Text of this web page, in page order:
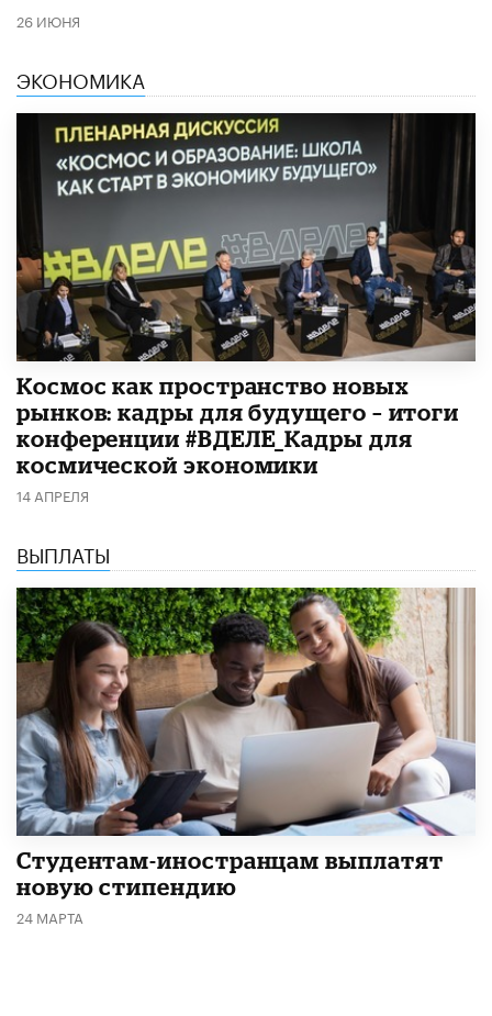
26 ИЮНЯ
ЭКОНОМИКА
Космос как пространство новых
рынков: кадры для будущего – итоги
конференции #ВДЕЛЕ_Кадры для
космической экономики
14 АПРЕЛЯ
ВЫПЛАТЫ
Студентам-иностранцам выплатят
новую стипендию
24 МАРТА